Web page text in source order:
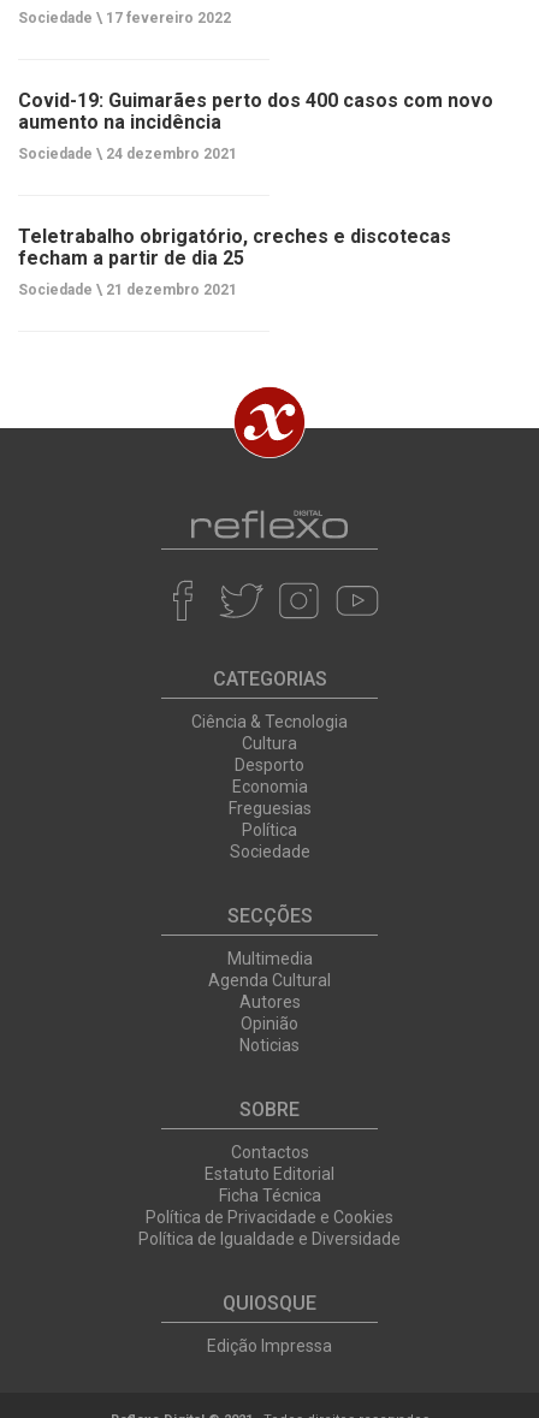
Sociedade \ 17 fevereiro 2022
Covid-19: Guimarães perto dos 400 casos com novo
aumento na incidência
Sociedade \ 24 dezembro 2021
Teletrabalho obrigatório, creches e discotecas
fecham a partir de dia 25
Sociedade \ 21 dezembro 2021
CATEGORIAS
Ciência & Tecnologia
Cultura
Desporto
Economia
Freguesias
Política
Sociedade
SECÇÕES
Multimedia
Agenda Cultural
Autores
Opinião
Noticias
SOBRE
Contactos
Estatuto Editorial
Ficha Técnica
Política de Privacidade e Cookies
Política de Igualdade e Diversidade
QUIOSQUE
Edição Impressa